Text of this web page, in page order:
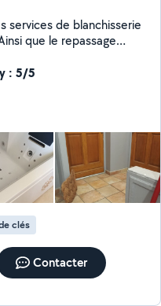
services de blanchisserie
: 5/5
clés
Contacter